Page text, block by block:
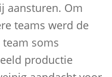
aansturen. Om
teams werd de
soms
productie